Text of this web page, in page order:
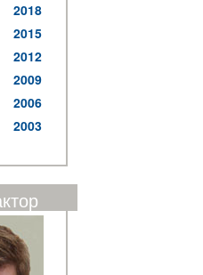
2018
2015
2012
2009
2006
2003